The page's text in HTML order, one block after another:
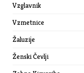
Vzglavnik
Vzmetnice
Žaluzije
Ženski Čevlji